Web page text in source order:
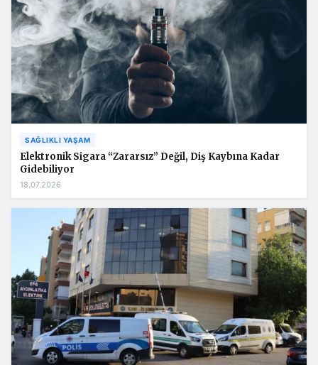
SAĞLIKLI YAŞAM
Elektronik Sigara “Zararsız” Değil, Diş Kaybına Kadar
Gidebiliyor
18.07.2026